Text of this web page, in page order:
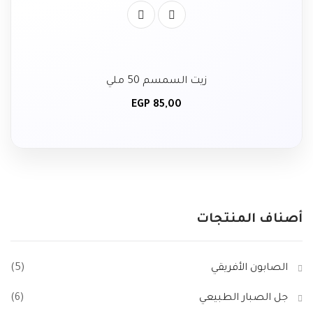
زيت السمسم 50 ملي
EGP 85,00
أصناف المنتجات
الصابون الأفريقي (5)
جل الصبار الطبيعي (6)